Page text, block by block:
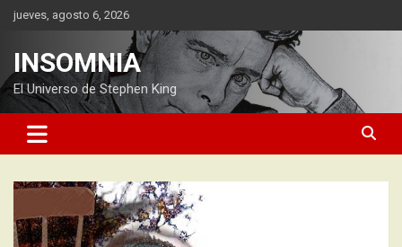
Saltarjueves, agosto 6, 2026
INSOMNIA
El Universo de Stephen King